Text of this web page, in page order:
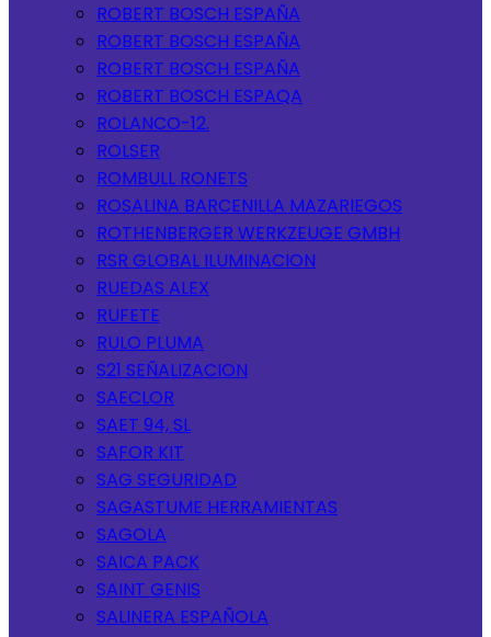
ROBERT BOSCH ESPAÑA
ROBERT BOSCH ESPAÑA
ROBERT BOSCH ESPAÑA
ROBERT BOSCH ESPAQA
ROLANCO-12.
ROLSER
ROMBULL RONETS
ROSALINA BARCENILLA MAZARIEGOS
ROTHENBERGER WERKZEUGE GMBH
RSR GLOBAL ILUMINACION
RUEDAS ALEX
RUFETE
RULO PLUMA
S21 SEÑALIZACION
SAECLOR
SAET 94, SL
SAFOR KIT
SAG SEGURIDAD
SAGASTUME HERRAMIENTAS
SAGOLA
SAICA PACK
SAINT GENIS
SALINERA ESPAÑOLA